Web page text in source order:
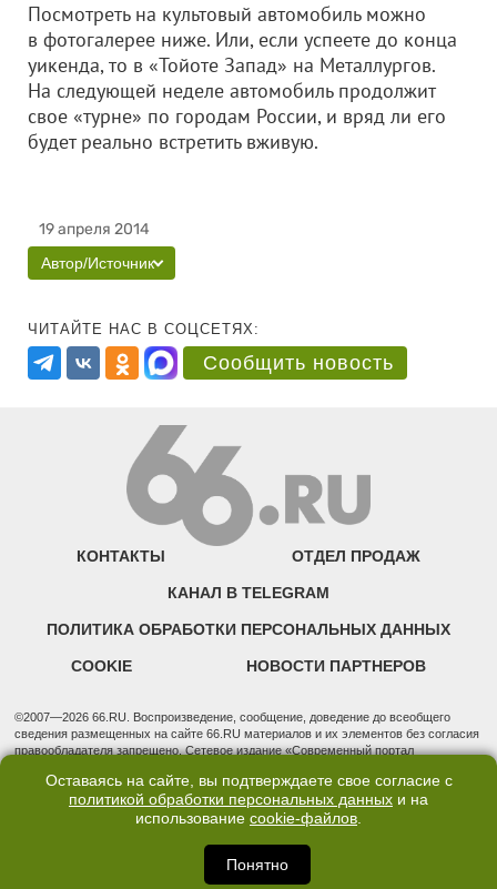
Посмотреть на культовый автомобиль можно
в фотогалерее ниже. Или, если успеете до конца
уикенда, то в «Тойоте Запад» на Металлургов.
На следующей неделе автомобиль продолжит
свое «турне» по городам России, и вряд ли его
будет реально встретить вживую.
19 апреля 2014
Автор/Источник
ЧИТАЙТЕ НАС В СОЦСЕТЯХ:
Сообщить новость
КОНТАКТЫ ОТДЕЛ ПРОДАЖ
КАНАЛ В TELEGRAM
ПОЛИТИКА ОБРАБОТКИ ПЕРСОНАЛЬНЫХ ДАННЫХ
COOKIE НОВОСТИ ПАРТНЕРОВ
©2007—2026 66.RU. Воспроизведение, сообщение, доведение до всеобщего
сведения размещенных на сайте 66.RU материалов и их элементов без согласия
правообладателя запрещено. Сетевое издание «Современный портал
надзору в сфере связи, информационных технологий и массовых коммуникаций
(Роскомнадзор). Регистрационный номер ЭЛ № ФС 77 - 76634 от 02.09.2019
Учредитель: Общество с ограниченной ответственностью "66.ру". Юридический
3, оф. 7015 Фактический адрес редакции и отдела продаж: 620014, Свердловская
обл., г. Екатеринбург, ул. Бориса Ельцина, д. 3, оф. 7015, +7 (343) 288-50-66
info@news.66.ru Главный редактор: Шлыков Дмитрий Владимирович
Оставаясь на сайте, вы подтверждаете свое согласие с
политикой обработки персональных данных и на
использование cookie-файлов.
Понятно